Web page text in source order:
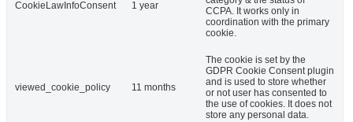
CookieLawInfoConsent 1 year
CCPA. It works only in
coordination with the primary
cookie.
viewed_cookie_policy 11 months
The cookie is set by the
GDPR Cookie Consent plugin
and is used to store whether
or not user has consented to
the use of cookies. It does not
store any personal data.